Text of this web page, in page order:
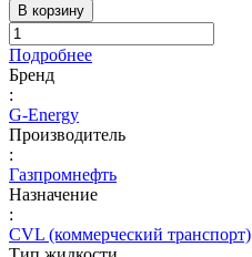
В корзину
Подробнее
Бренд
:
G-Energy
Производитель
:
Газпромнефть
Назначение
:
CVL (коммерческий транспорт)